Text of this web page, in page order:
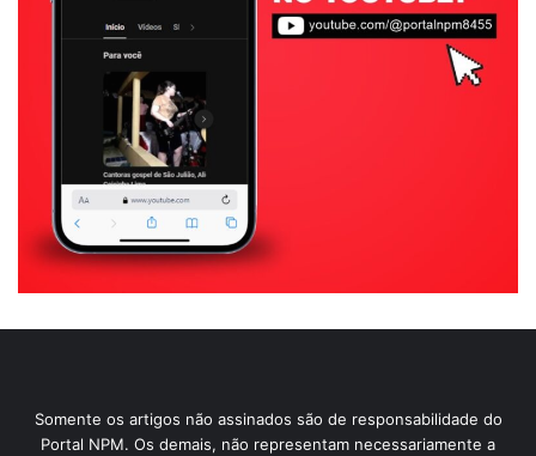
Somente os artigos não assinados são de responsabilidade do
Portal NPM. Os demais, não representam necessariamente a